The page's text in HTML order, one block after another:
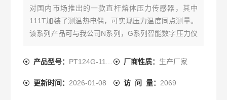
对国内市场推出的一款直杆熔体压力传感器，其中
111T加装了测温热电偶，可实现压力温度同点测量。
该系列产品可与我公司N系列，G系列智能数字压力仪
测量准确可靠，放大信号直接进PLC控制系统，内部
纤，塑料挤出行业。
产品型号： PT124G-111/111T 厂商性质： 生产厂家
更新时间： 2026-01-08 访 问 量： 2069